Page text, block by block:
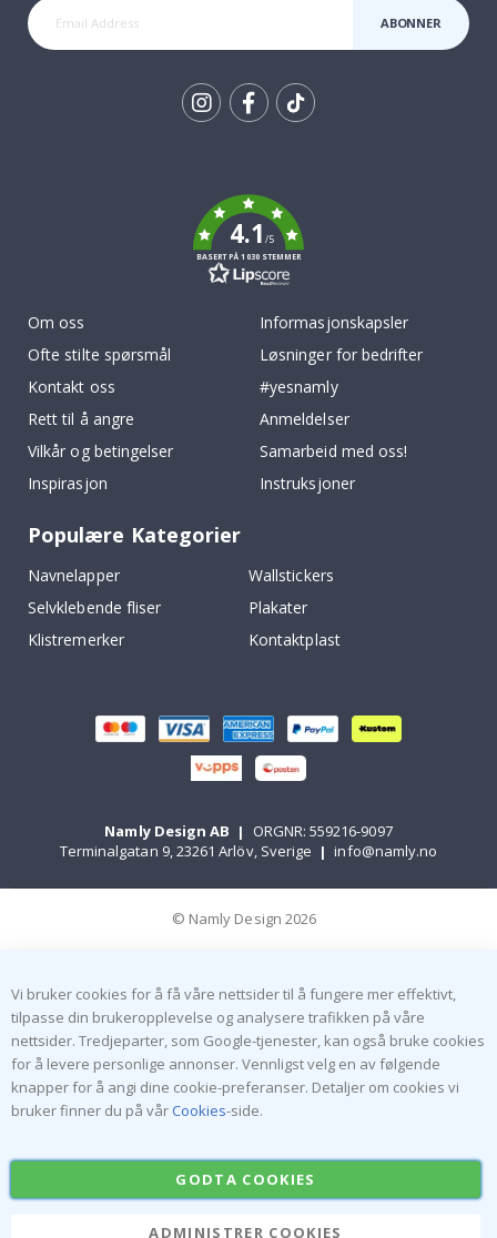
ABONNER
4.1/5
BASERT PÅ 1030 STEMMER
Om oss
Ofte stilte spørsmål
Kontakt oss
Rett til å angre
Vilkår og betingelser
Inspirasjon
Informasjonskapsler
Løsninger for bedrifter
#yesnamly
Anmeldelser
Samarbeid med oss!
Instruksjoner
Populære Kategorier
Navnelapper
Wallstickers
Selvklebende fliser
Plakater
Klistremerker
Kontaktplast
Namly Design AB |
ORGNR: 559216-9097
Terminalgatan 9, 23261 Arlöv, Sverige | info@namly.no
© Namly Design 2026
Vi bruker cookies for å få våre nettsider til å fungere mer effektivt,
tilpasse din brukeropplevelse og analysere trafikken på våre
nettsider. Tredjeparter, som Google-tjenester, kan også bruke cookies
for å levere personlige annonser. Vennligst velg en av følgende
knapper for å angi dine cookie-preferanser. Detaljer om cookies vi
bruker finner du på vår Cookies-side.
GODTA COOKIES
ADMINISTRER COOKIES